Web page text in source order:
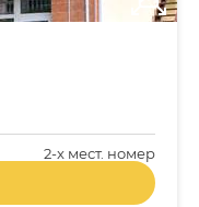
2-x мест. номер